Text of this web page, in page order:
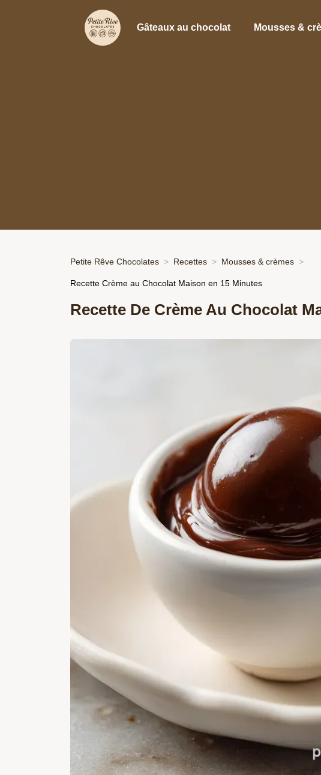
Gâteaux au chocolat Mousses &
Petite Rêve Chocolates Recettes Mousses & crèmes
Recette Crème au Chocolat Maison en 15 Minutes
Recette De Crème Au Chocolat